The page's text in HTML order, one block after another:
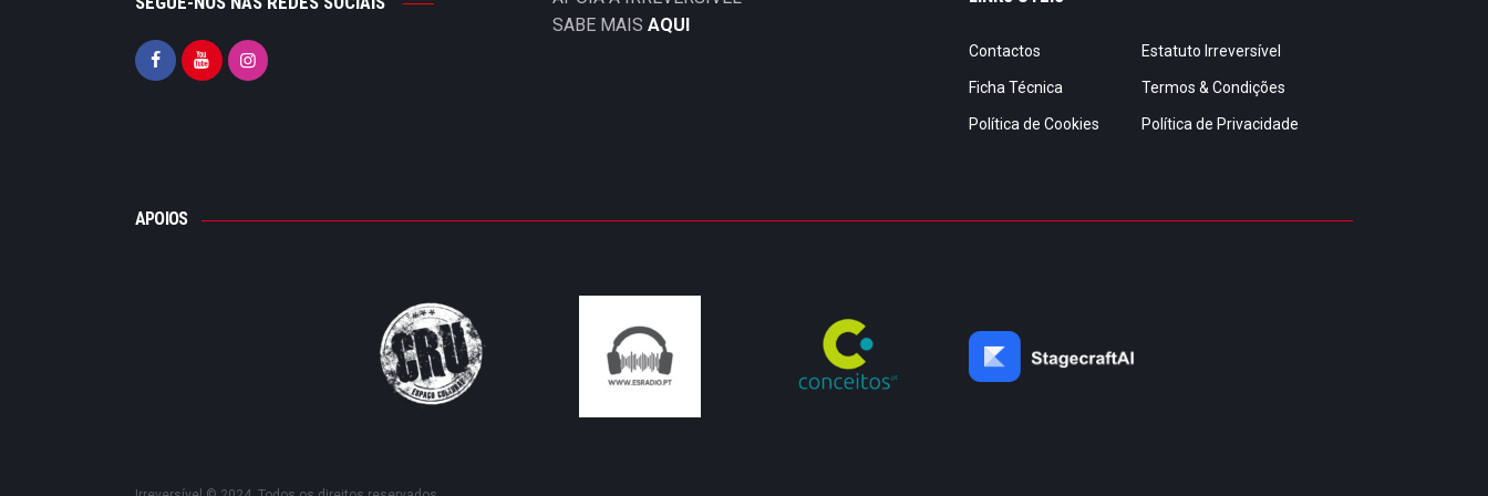
SABE MAIS AQUI
Contactos Estatuto Irreversível
Ficha Técnica Termos & Condições
Política de Cookies Política de Privacidade
APOIOS